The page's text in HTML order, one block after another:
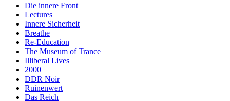
Die innere Front
Lectures
Innere Sicherheit
Breathe
Re-Education
The Museum of Trance
Illiberal Lives
2000
DDR Noir
Ruinenwert
Das Reich